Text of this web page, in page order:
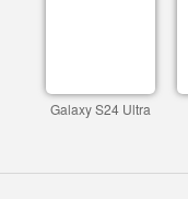
Galaxy S24 Ultra